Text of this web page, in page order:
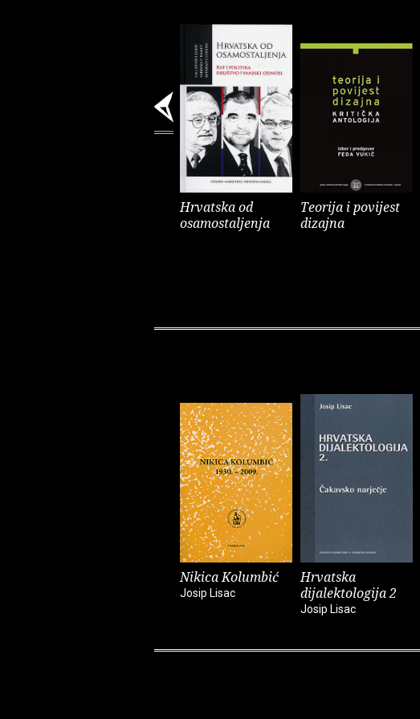
Hrvatska od
osamostaljenja
Teorija i povijest
dizajna
Nikica Kolumbić
Josip Lisac
Hrvatska
dijalektologija 2
Josip Lisac